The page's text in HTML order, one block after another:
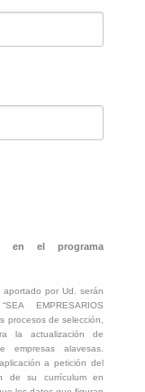
en el programa
aportado por Ud. serán
EMPRESARIOS
procesos de selección,
la actualización de
empresas alavesas.
a petición del
de su currículum en